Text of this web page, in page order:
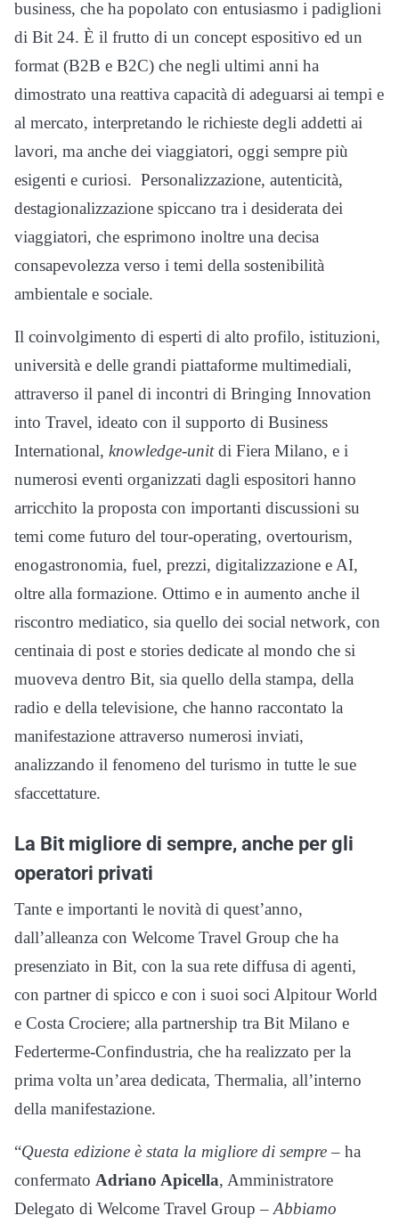
business, che ha popolato con entusiasmo i padiglioni
di Bit 24. È il frutto di un concept espositivo ed un
format (B2B e B2C) che negli ultimi anni ha
dimostrato una reattiva capacità di adeguarsi ai tempi e
al mercato, interpretando le richieste degli addetti ai
lavori, ma anche dei viaggiatori, oggi sempre più
esigenti e curiosi. Personalizzazione, autenticità,
destagionalizzazione spiccano tra i desiderata dei
viaggiatori, che esprimono inoltre una decisa
consapevolezza verso i temi della sostenibilità
ambientale e sociale.
Il coinvolgimento di esperti di alto profilo, istituzioni,
università e delle grandi piattaforme multimediali,
attraverso il panel di incontri di Bringing Innovation
into Travel, ideato con il supporto di Business
International, knowledge-unitdi Fiera Milano, e i
numerosi eventi organizzati dagli espositori hanno
arricchito la proposta con importanti discussioni su
temi come futuro del tour-operating, overtourism,
enogastronomia, fuel, prezzi, digitalizzazione e AI,
oltre alla formazione. Ottimo e in aumento anche il
riscontro mediatico, sia quello dei social network, con
centinaia di post e stories dedicate al mondo che si
muoveva dentro Bit, sia quello della stampa, della
radio e della televisione, che hanno raccontato la
manifestazione attraverso numerosi inviati,
analizzando il fenomeno del turismo in tutte le sue
sfaccettature.
La Bit migliore di sempre, anche per gli
operatori privati
Tante e importanti le novità di quest’anno,
dall’alleanza con Welcome Travel Group che ha
presenziato in Bit, con la sua rete diffusa di agenti,
con partner di spicco e con i suoi soci Alpitour World
e Costa Crociere; alla partnership tra Bit Milano e
Federterme-Confindustria, che ha realizzato per la
prima volta un’area dedicata, Thermalia, all’interno
della manifestazione.
“Questa edizione è stata la migliore di sempre – ha
confermato Adriano Apicella, Amministratore
Delegato di Welcome Travel Group – Abbiamo